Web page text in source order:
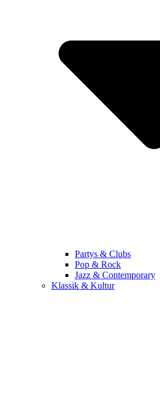
Partys & Clubs
Pop & Rock
Jazz & Contemporary
Klassik & Kultur